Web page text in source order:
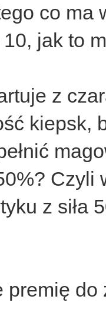
co ma
jak to
z
kiepsk,
Czyli
z siła
premię